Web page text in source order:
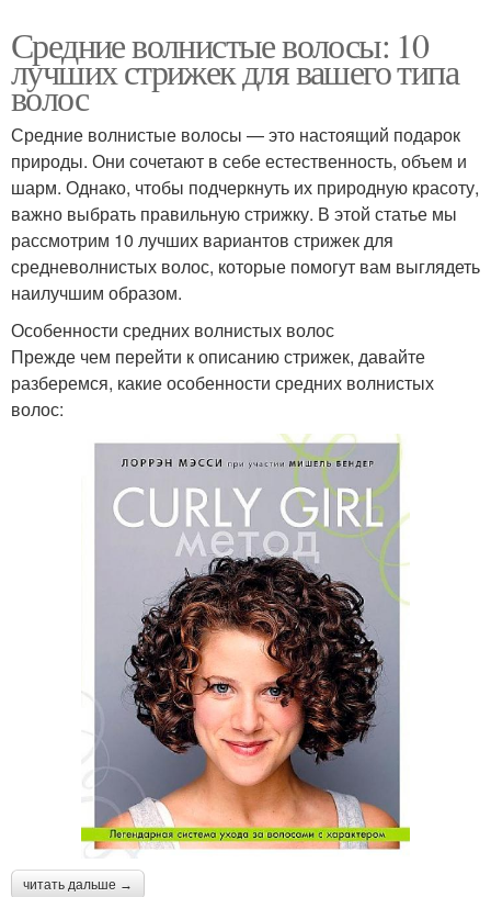
Средние волнистые волосы: 10
лучших стрижек для вашего типа
волос
Средние волнистые волосы — это настоящий подарок
природы. Они сочетают в себе естественность, объем и
шарм. Однако, чтобы подчеркнуть их природную красоту,
важно выбрать правильную стрижку. В этой статье мы
рассмотрим 10 лучших вариантов стрижек для
средневолнистых волос, которые помогут вам выглядеть
наилучшим образом.
Особенности средних волнистых волос
Прежде чем перейти к описанию стрижек, давайте
разберемся, какие особенности средних волнистых
волос:
читать дальше →